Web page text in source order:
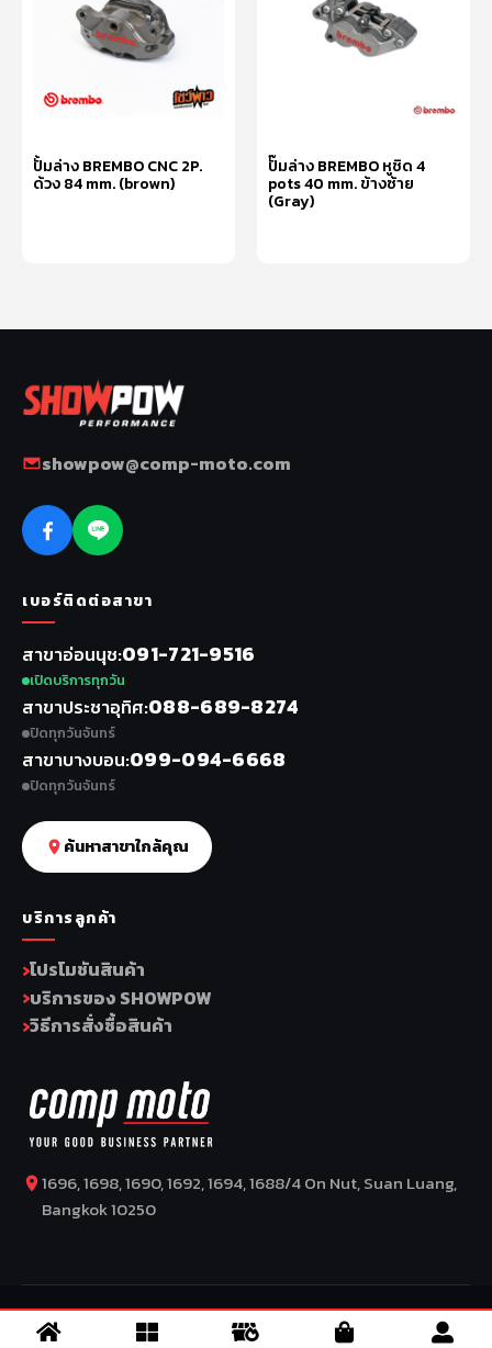
ปั้มล่าง BREMBO CNC 2P.
ด้วง 84 mm. (brown)
ปั๊มล่าง BREMBO หูชิด 4
pots 40 mm. ข้างซ้าย
(Gray)
showpow@comp-moto.com
เบอร์ติดต่อสาขา
สาขาอ่อนนุช 091-721-9516
เปิดบริการทุกวัน
สาขาประชาอุทิศ 088-689-8274
ปิดทุกวันจันทร์
สาขาบางบอน 099-094-6668
ปิดทุกวันจันทร์
ค้นหาสาขาใกล้คุณ
บริการลูกค้า
โปรโมชันสินค้า
บริการของ SHOWPOW
วิธีการสั่งซื้อสินค้า
1696, 1698, 1690, 1692, 1694, 1688/4 On Nut, Suan Luang,
Bangkok 10250
COPYRIGHT BY COMP MOTO CO., LTD © 2026–SuperBike x
SuperDrive– ข่าวรถยนต์ รีวิวรถยนต์ไฟฟ้า ข่าวรถไฟฟ้า ข่าวรถ